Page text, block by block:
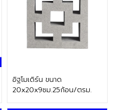
อิฐโมเดิร์น ขนาด
20x20x9ซม.25ก้อน/ตรม.
ติดต่อฝ่ายขาย